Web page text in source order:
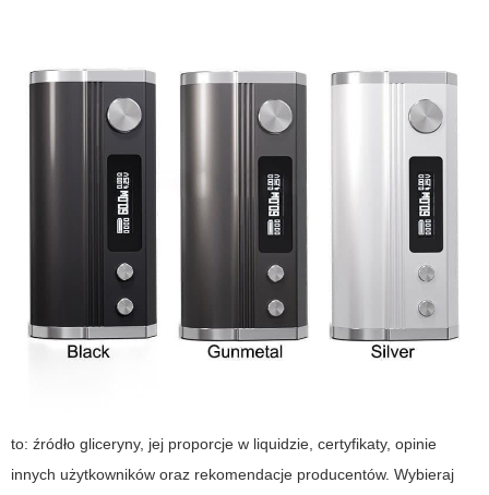
to: źródło gliceryny, jej proporcje w liquidzie, certyfikaty, opinie
innych użytkowników oraz rekomendacje producentów. Wybieraj